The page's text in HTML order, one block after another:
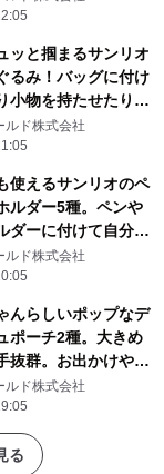
ッと掴まるサンリオ
るみ！バッグに付け
小物を持たせたりと
ルド株式会社
使えるサンリオのペ
ルダー5種。ペンや
ダーに付けて自分だ
う
ルド株式会社
んらしいポップなデ
ポーチ2種。大きめ
抜群。お出かけや旅
ルド株式会社
る